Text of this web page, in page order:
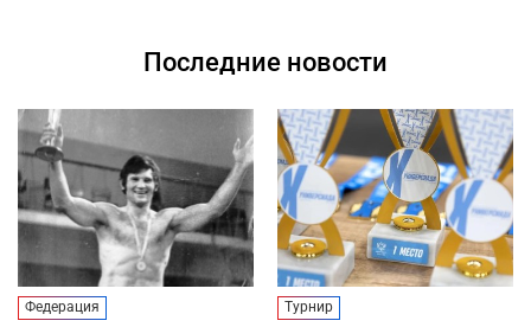
Последние новости
Федерация Турнир